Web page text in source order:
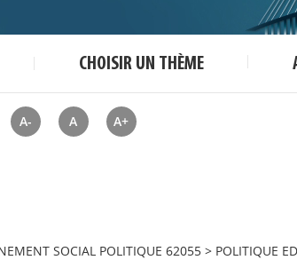
CHOISIR UN THÈME
A- A A+
SOCIAL POLITIQUE 62055 > POLITIQUE